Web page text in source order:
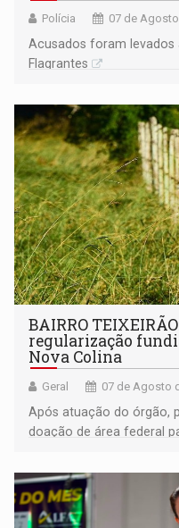
Polícia 07 de
Acusados foram levados
Flagrantes
BAIRRO
regularização
Nova Colina
Geral 07 de Agosto
Após atuação do órgão,
doação de área federal